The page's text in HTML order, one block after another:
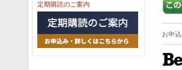
お申
定期購読のご案内